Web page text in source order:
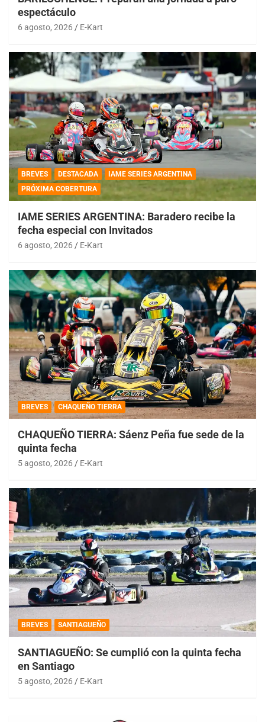
espectáculo
6 agosto, 2026 E-Kart
BREVES DESTACADA
IAME SERIES ARGENTINA
PRÓXIMA COBERTURA
IAME SERIES ARGENTINA: Baradero recibe la
fecha especial con Invitados
6 agosto, 2026 E-Kart
BREVES CHAQUEÑO TIERRA
CHAQUEÑO TIERRA: Sáenz Peña fue sede de la
quinta fecha
5 agosto, 2026 E-Kart
BREVES SANTIAGUEÑO
SANTIAGUEÑO: Se cumplió con la quinta fecha
en Santiago
5 agosto, 2026 E-Kart